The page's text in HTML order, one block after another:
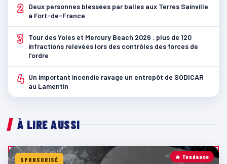
2
Deux personnes blessées par balles aux Terres Sainville
à Fort-de-France
3
Tour des Yoles et Mercury Beach 2026 : plus de 120
infractions relevées lors des contrôles des forces de
l’ordre
4 Un important incendie ravage un entrepôt de SODICAR
au Lamentin
À LIRE AUSSI
🔥 Tendance
SPONSORISÉ